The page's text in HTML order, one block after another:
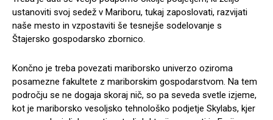
ustanoviti svoj sedež v Mariboru, tukaj zaposlovati, razvijati
naše mesto in vzpostaviti še tesnejše sodelovanje s
Štajersko gospodarsko zbornico.
Končno je treba povezati mariborsko univerzo oziroma
posamezne fakultete z mariborskim gospodarstvom. Na tem
področju se ne dogaja skoraj nič, so pa seveda svetle izjeme,
kot je mariborsko vesoljsko tehnološko podjetje Skylabs, kjer